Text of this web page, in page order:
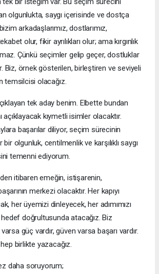
olgunlukta, saygı içerisinde ve dostça
arkadaşlarımız, dostlarımız,
olur, fikir ayrılıkları olur; ama kırgınlık
Çünkü seçimler gelip geçer, dostluklar
Biz, örnek gösterilen, birleştiren ve seviyeli
temsilcisi olacağız.
tek aday benim. Elbette bundan
açıklayacak kıymetli isimler olacaktır.
başarılar diliyor, seçim sürecinin
bir olgunluk, centilmenlik ve karşılıklı saygı
temenni ediyorum.
itibaren emeğin, istişarenin,
merkezi olacaktır. Her kapıyı
her üyemizi dinleyecek, her adımımızı
doğrultusunda atacağız. Biz
güç vardır, güven varsa başarı vardır.
birlikte yazacağız.
daha soruyorum;